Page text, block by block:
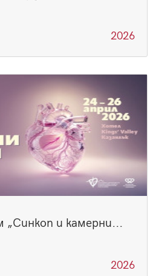
2026
„Синкоп и камерни...
2026